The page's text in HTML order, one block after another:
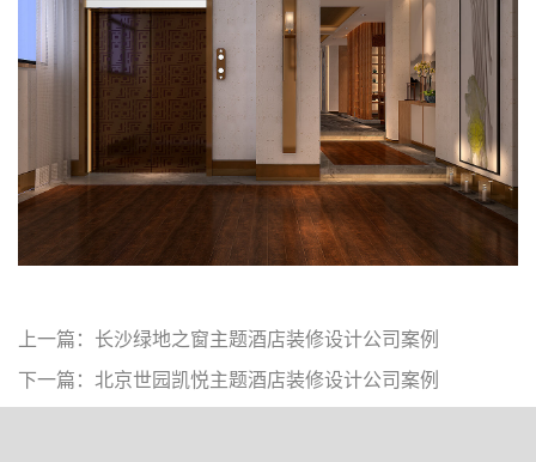
上一篇：长沙绿地之窗主题酒店装修设计公司案例
下一篇：北京世园凯悦主题酒店装修设计公司案例